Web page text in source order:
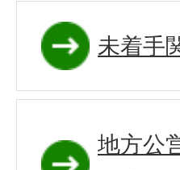
未着手
地方公